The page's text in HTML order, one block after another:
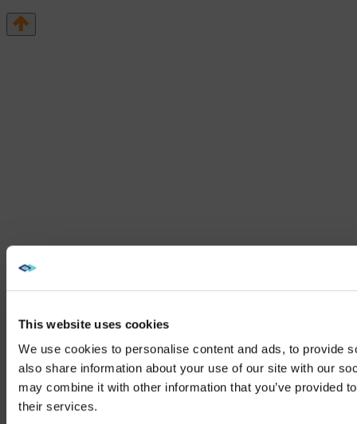
This website uses cookies
We use cookies to personalise content and ads, to provide
also share information about your use of our site with our
may combine it with other information that you’ve provided
their services.
We noticed